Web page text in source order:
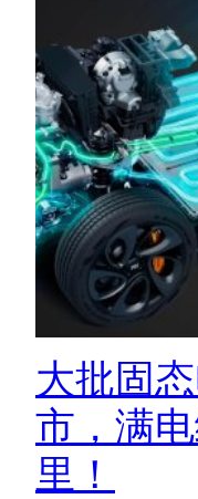
大批固
市，满
里！